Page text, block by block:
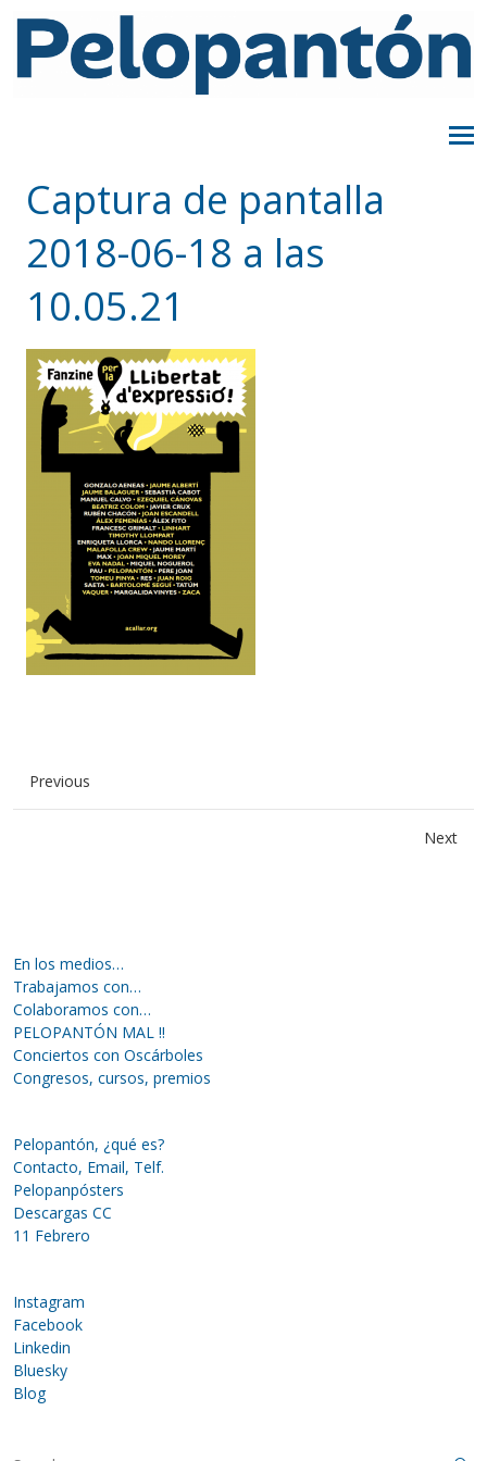
Captura de pantalla
2018-06-18 a las
10.05.21
Previous
Next
En los medios…
Trabajamos con…
Colaboramos con…
PELOPANTÓN MAL !!
Conciertos con Oscárboles
Congresos, cursos, premios
Pelopantón, ¿qué es?
Contacto, Email, Telf.
Pelopanpósters
Descargas CC
11 Febrero
Instagram
Facebook
Linkedin
Bluesky
Blog